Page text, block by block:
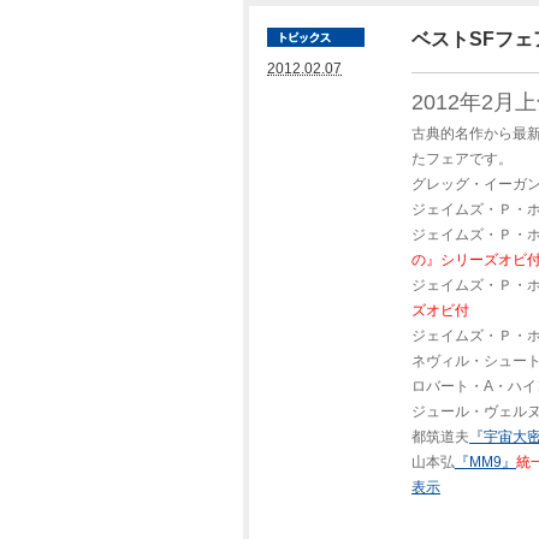
2012.02.07
ベストSFフェ
2012年2月
古典的名作から最
たフェアです。
グレッグ・イーガン
ジェイムズ・Ｐ・
ジェイムズ・Ｐ・
の』シリーズオビ
ジェイムズ・Ｐ・
ズオビ付
ジェイムズ・Ｐ・
ネヴィル・シュート
ロバート・A・ハ
ジュール・ヴェルヌ
都筑道夫 『宇宙大
山本弘 『MM9』 統
表示